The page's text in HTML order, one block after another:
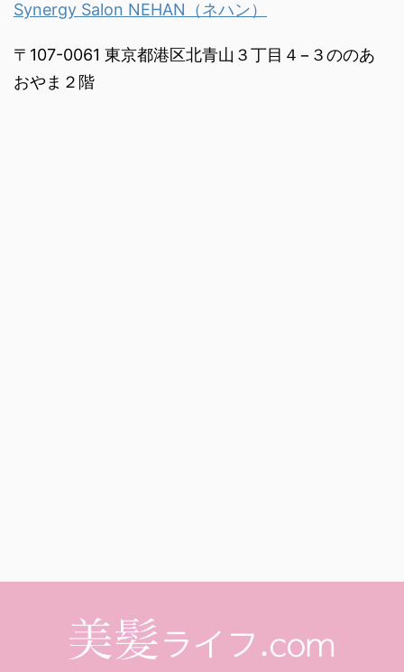
Synergy Salon NEHAN（ネハン）
〒107-0061 東京都港区北青山３丁目４−３ののあ
おやま２階